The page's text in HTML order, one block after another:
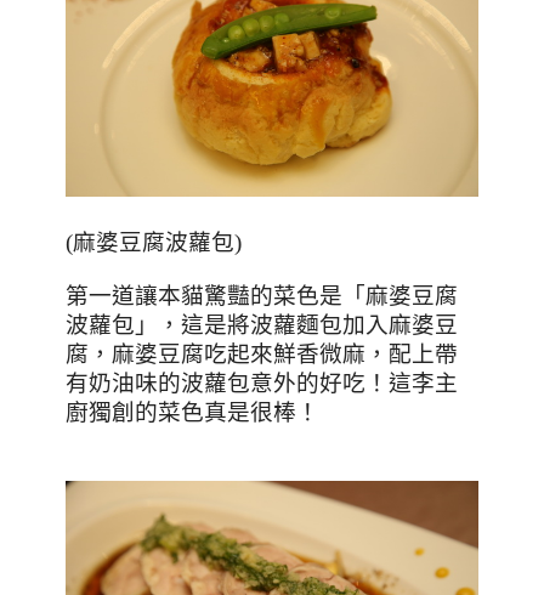
(麻婆豆腐波蘿包)
第一道讓本貓驚豔的菜色是「麻婆豆腐
波蘿包」，這是將波蘿麵包加入麻婆豆
腐，麻婆豆腐吃起來鮮香微麻，配上帶
有奶油味的波蘿包意外的好吃！這李主
廚獨創的菜色真是很棒！